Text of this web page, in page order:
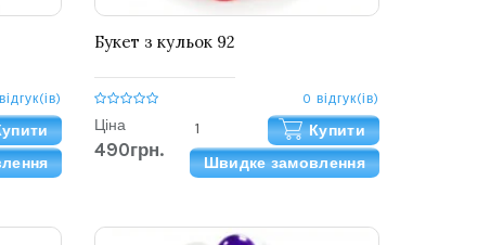
Букет з кульок 92
0 відгук(ів)
Ціна
490грн.
Купити
Швидке замовлення